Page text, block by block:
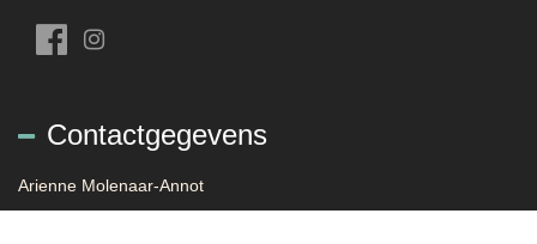
Contactgegevens
Arienne Molenaar-Annot